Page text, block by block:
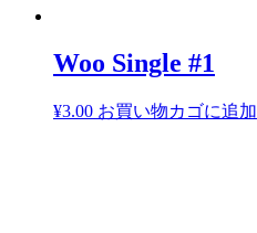
Woo Single #1
¥3.00 お買い物カゴに追加